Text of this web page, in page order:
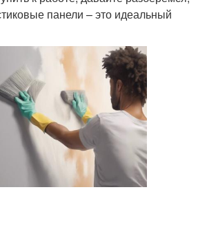
панели – это идеальный